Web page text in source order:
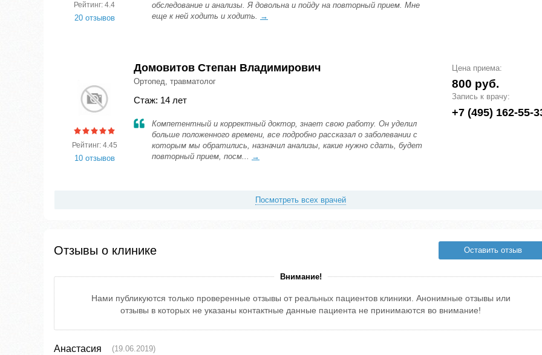
Рейтинг: 4.4
20 отзывов
обследование и анализы. Я довольна и пойду на повторный прием. Мне
еще к ней ходить и ходить. →
Рейтинг: 4.45
10 отзывов
Домовитов Степан Владимирович
Ортопед, травматолог
Стаж: 14 лет
Компетентный и корректный доктор, знает свою работу. Он уделил
больше положенного времени, все подробно рассказал о заболевании с
которым мы обратились, назначил анализы, какие нужно сдать, будет
повторный прием, посм... →
Цена приема:
800 руб.
Запись к врачу:
+7 (495) 162-55-
Посмотреть всех врачей
Отзывы о клинике Оставить отзыв
Внимание!
Нами публикуются только проверенные отзывы от реальных пациентов клиники. Анонимные отзывы или
отзывы в которых не указаны контактные данные пациента не принимаются во внимание!
Анастасия (19.06.2019)